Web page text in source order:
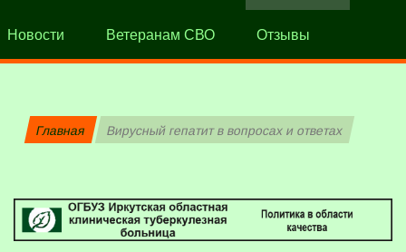
Новости Ветеранам СВО Отзывы
Главная Вирусный гепатит в вопросах и ответах